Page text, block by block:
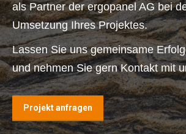
als Partner der ergopanel AG bei
Umsetzung Ihres Projektes.
Lassen Sie uns gemeinsame
und nehmen Sie gern Kontakt mit
Projekt anfragen